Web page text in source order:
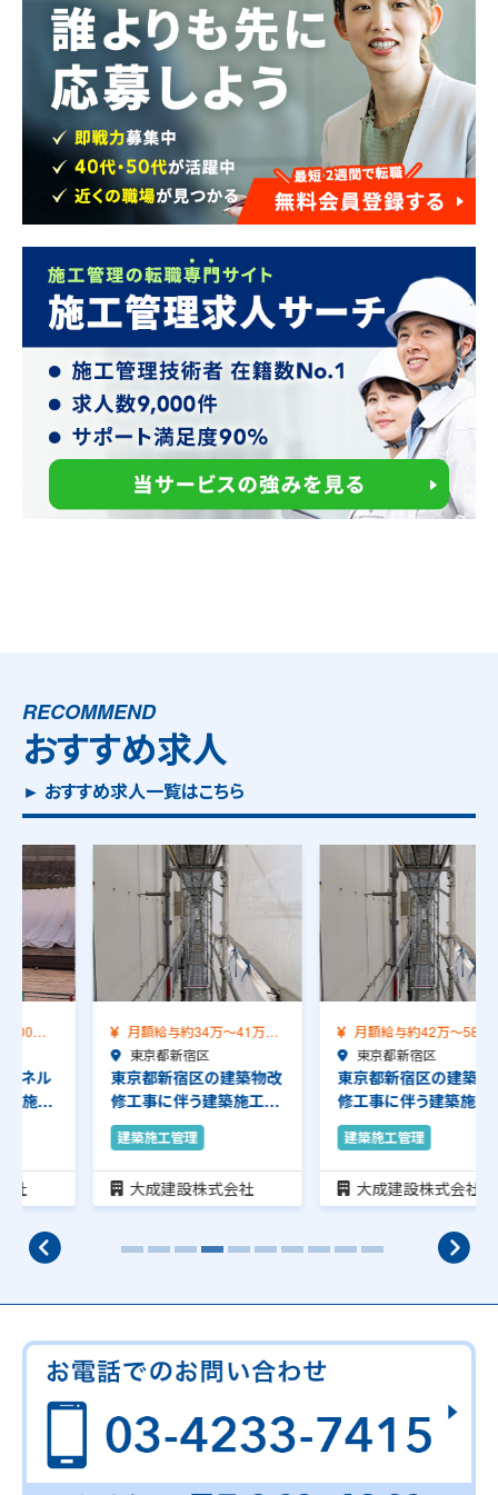
RECOMMEND
おすすめ求人
► おすすめ求人一覧はこちら
月額給与約34万～41万
（前職給与保証）…
東京都新宿区
東京都新宿区の建築物改
修工事に伴う建築施工管
理のお仕事です。…
建築施工管理
大成建設株式会社
月額給与約42万～58万
（前職給与保証）…
東京都新宿区
東京都新宿区の建築物改
修工事に伴う建築施工管
理のお仕事です。…
建築施工管理
大成建設株式会社